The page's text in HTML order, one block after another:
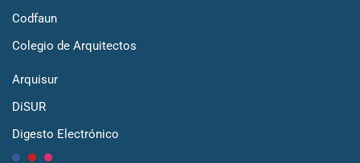
Codfaun
Colegio de Arquitectos
Arquisur
DiSUR
Digesto Electrónico